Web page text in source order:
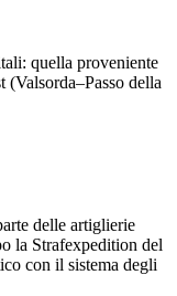
quella proveniente
(Valsorda–Passo della
delle artiglierie
la Strafexpedition del
con il sistema degli